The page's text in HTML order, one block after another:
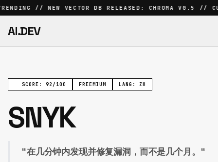
// NEW VECTOR DB RELEASED: CHROMA V0.5 //
AI.DEV
SCORE: 92/100 FREEMIUM LANG: ZH
SNYK
"在几分钟内发现并修复漏洞，而不是几个月。"